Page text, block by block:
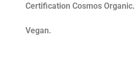
Certification Cosmos Organic.
Vegan.